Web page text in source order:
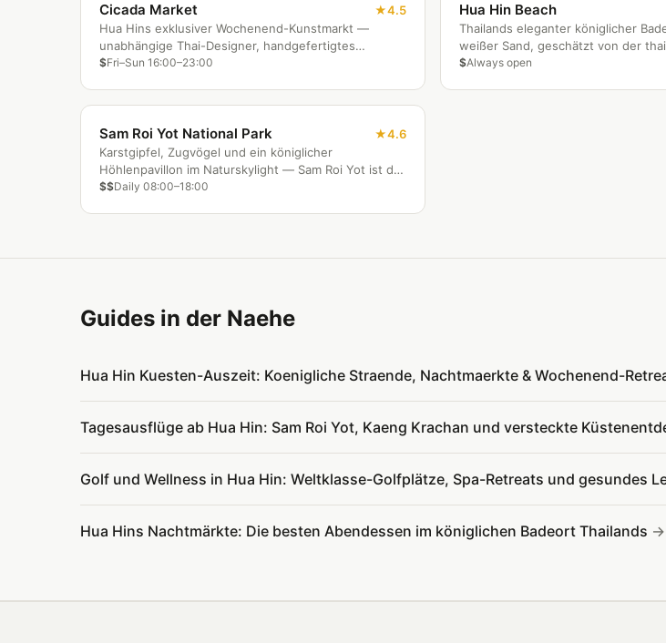
Cicada Market
4.5
Hua Hins exklusiver Wochenend-Kunstmarkt —
unabhängige Thai-Designer, handgefertigtes
Kunsthandwerk, Live-Musik und Genussgastronomie
$Fri–Sun 16:00–23:00
Hua Hin Beach
Thailands eleganter königlicher
weißer Sand, geschätzt von der
Königsfamilie, Bangkoker
$Always open
Sam Roi Yot National Park
4.6
Karstgipfel, Zugvögel und ein königlicher
Höhlenpavillon im Naturskylight — Sam Roi Yot ist der
schönste Park in der Nähe von Hua Hin.
$$Daily 08:00–18:00
Guides in der Naehe
Hua Hin Kuesten-Auszeit: Koenigliche Straende, Nachtmaerkte & Wochenend-
Tagesausflüge ab Hua Hin: Sam Roi Yot, Kaeng Krachan und versteckte
Golf und Wellness in Hua Hin: Weltklasse-Golfplätze, Spa-Retreats und gesundes
Hua Hins Nachtmärkte: Die besten Abendessen im königlichen Badeort Thailands